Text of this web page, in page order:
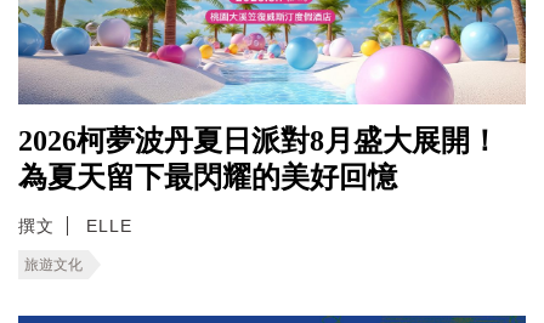
2026柯夢波丹夏日派對8月盛大展開！
為夏天留下最閃耀的美好回憶
撰文 ELLE
旅遊文化